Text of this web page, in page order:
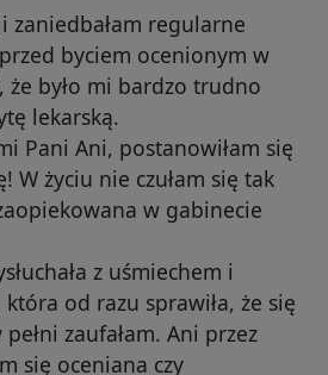
zaniedbałam regularne
byciem ocenionym w
że było mi bardzo trudno
lekarską.
Pani Ani, postanowiłam się
W życiu nie czułam się tak
w gabinecie
z uśmiechem i
od razu sprawiła, że się
zaufałam. Ani przez
się oceniana czy